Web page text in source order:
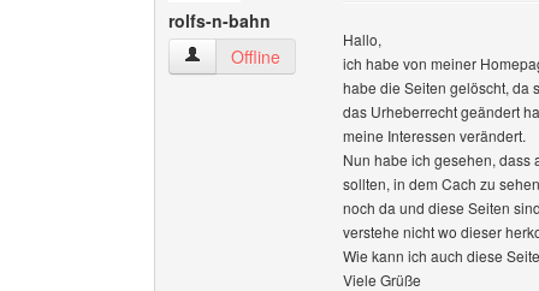
rolfs-n-bahn
rolfs-n-bahn Benutzer-Profile anzeigen
Offline
Hallo,
ich habe von meiner
habe die Seiten gelöscht, da
das Urheberrecht geändert
meine Interessen verändert.
Nun habe ich gesehen, dass
sollten, in dem Cach zu
noch da und diese Seiten
verstehe nicht wo dieser
Wie kann ich auch diese
Viele Grüße